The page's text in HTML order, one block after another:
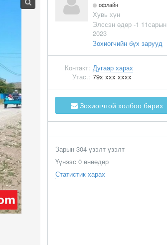
офлайн
Хувь хүн
Элссэн өдөр -1 11сарын
2023
Зохиогчийн бүх зарууд
Контакт: Дугаар харах
Утас.: 79x xxx xxxx
Зохиогчтой холбоо барих
Зарын 304 үзэлт үзэлт
Үүнээс 0 өнөөдөр
Статистик харах